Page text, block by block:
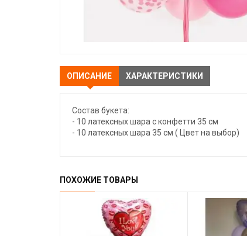
ОПИСАНИЕ ХАРАКТЕРИСТИКИ
Состав букета:
- 10 латексных шара с конфетти 35 см
- 10 латексных шара 35 см ( Цвет на выбор)
ПОХОЖИЕ ТОВАРЫ